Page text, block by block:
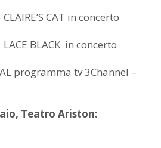
CAT in concerto
LACE BLACK in concerto
programma tv 3Channel –
Teatro Ariston: